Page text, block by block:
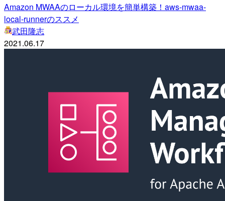
Amazon MWAAのローカル環境を簡単構築！aws-mwaa-
local-runnerのススメ
武田隆志
2021.06.17